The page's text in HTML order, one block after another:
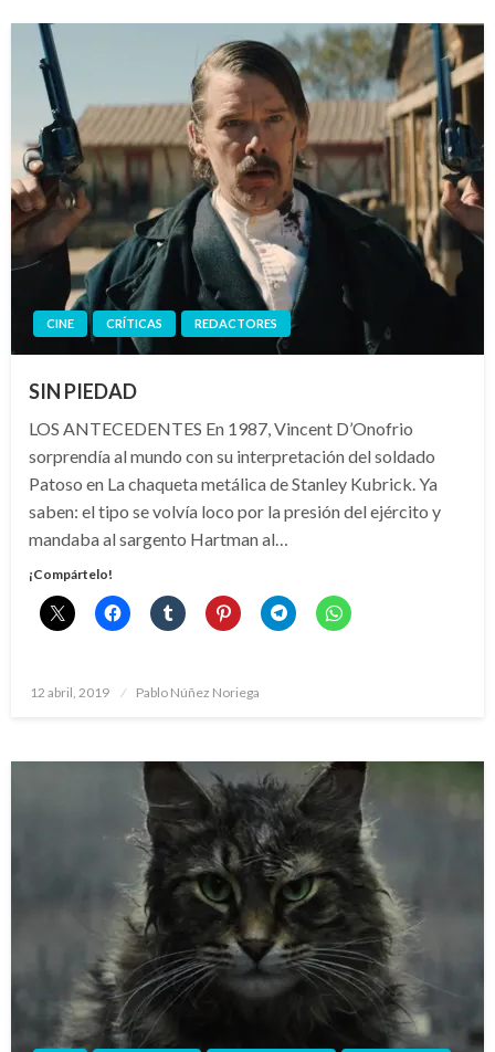
CINE CRÍTICAS REDACTORES
SIN PIEDAD
LOS ANTECEDENTES En 1987, Vincent D’Onofrio
sorprendía al mundo con su interpretación del soldado
Patoso en La chaqueta metálica de Stanley Kubrick. Ya
saben: el tipo se volvía loco por la presión del ejército y
mandaba al sargento Hartman al…
¡Compártelo!
Publicado
12 abril, 2019 Pablo Núñez Noriega